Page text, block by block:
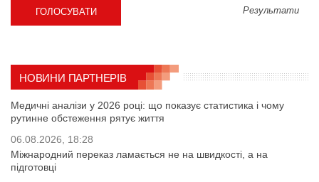
Результати
НОВИНИ ПАРТНЕРІВ
Медичні аналізи у 2026 році: що показує статистика і чому
рутинне обстеження рятує життя
06.08.2026, 18:28
Міжнародний переказ ламається не на швидкості, а на
підготовці